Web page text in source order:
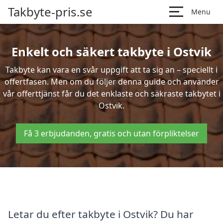
Takbyte-pris.se Menu
Enkelt och säkert takbyte i Ostvik
Takbyte kan vara en svår uppgift att ta sig an – speciellt i
offertfasen. Men om du följer denna guide och använder
vår offerttjänst får du det enklaste och säkraste takbytet i
Ostvik.
Få 3 erbjudanden, gratis och utan förpliktelser
Letar du efter takbyte i Ostvik? Du har